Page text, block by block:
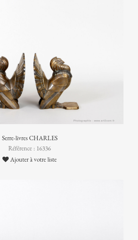
Serre-livres CHARLES
Référence : 16336
Ajouter à votre liste